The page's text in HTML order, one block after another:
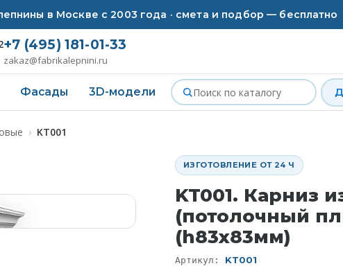
в Москве с 2003 года · смета и подбор — бесплатно
+7 (495) 181-01-33
zakaz@fabrikalepnini.ru
Фасады 3D-модели
› KT001
ИЗГОТОВЛЕНИЕ ОТ 24 Ч
KT001. Карниз
(потолочный
(h83x83мм)
Артикул: KT001